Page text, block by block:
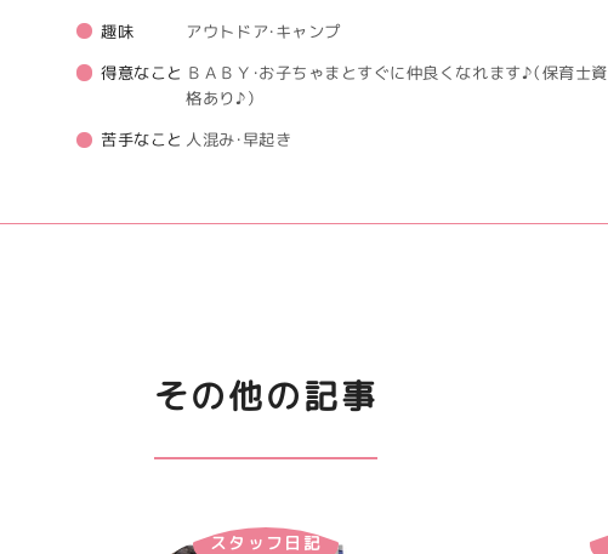
趣味 アウトドア・キャンプ
得意なこと
ＢＡＢＹ・お子ちゃまとすぐに仲良くなれます♪（保育士資
格あり♪）
苦手なこと 人混み・早起き
その他の記事
スタッフ日記